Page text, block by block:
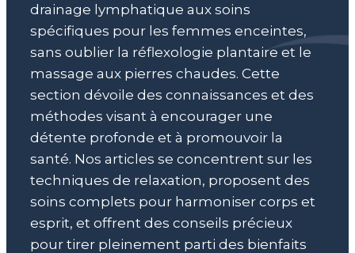
drainage lymphatique aux soins
spécifiques pour les femmes enceintes,
sans oublier la réflexologie plantaire et le
massage aux pierres chaudes. Cette
section dévoile des connaissances et des
méthodes visant à encourager une
détente profonde et à promouvoir la
santé. Nos articles se concentrent sur les
techniques de relaxation, proposent des
soins complets pour harmoniser corps et
esprit, et offrent des conseils précieux
pour tirer pleinement parti des bienfaits